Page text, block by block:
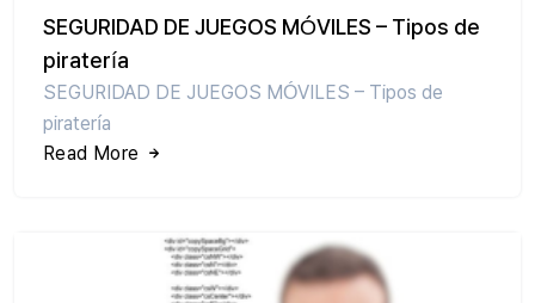
SEGURIDAD DE JUEGOS MÓVILES – Tipos de
piratería
SEGURIDAD DE JUEGOS MÓVILES – Tipos de
piratería
Read More